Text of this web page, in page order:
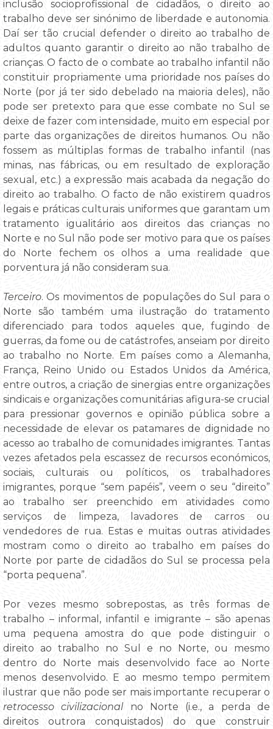
inclusão socioprofissional de cidadãos, o direito ao
trabalho deve ser sinónimo de liberdade e autonomia.
Daí ser tão crucial defender o direito ao trabalho de
adultos quanto garantir o direito ao não trabalho de
crianças. O facto de o combate ao trabalho infantil não
constituir propriamente uma prioridade nos países do
Norte (por já ter sido debelado na maioria deles), não
pode ser pretexto para que esse combate no Sul se
deixe de fazer com intensidade, muito em especial por
parte das organizações de direitos humanos. Ou não
fossem as múltiplas formas de trabalho infantil (nas
minas, nas fábricas, ou em resultado de exploração
sexual, etc.) a expressão mais acabada da negação do
direito ao trabalho. O facto de não existirem quadros
legais e práticas culturais uniformes que garantam um
tratamento igualitário aos direitos das crianças no
Norte e no Sul não pode ser motivo para que os países
do Norte fechem os olhos a uma realidade que
porventura já não consideram sua.
Terceiro. Os movimentos de populações do Sul para o
Norte são também uma ilustração do tratamento
diferenciado para todos aqueles que, fugindo de
guerras, da fome ou de catástrofes, anseiam por direito
ao trabalho no Norte. Em países como a Alemanha,
França, Reino Unido ou Estados Unidos da América,
entre outros, a criação de sinergias entre organizações
sindicais e organizações comunitárias afigura-se crucial
para pressionar governos e opinião pública sobre a
necessidade de elevar os patamares de dignidade no
acesso ao trabalho de comunidades imigrantes. Tantas
vezes afetados pela escassez de recursos económicos,
sociais, culturais ou políticos, os trabalhadores
imigrantes, porque “sem papéis”, veem o seu “direito”
ao trabalho ser preenchido em atividades como
serviços de limpeza, lavadores de carros ou
vendedores de rua. Estas e muitas outras atividades
mostram como o direito ao trabalho em países do
Norte por parte de cidadãos do Sul se processa pela
“porta pequena”.
Por vezes mesmo sobrepostas, as três formas de
trabalho – informal, infantil e imigrante – são apenas
uma pequena amostra do que pode distinguir o
direito ao trabalho no Sul e no Norte, ou mesmo
dentro do Norte mais desenvolvido face ao Norte
menos desenvolvido. E ao mesmo tempo permitem
ilustrar que não pode ser mais importante recuperar o
retrocesso civilizacionalno Norte (i.e., a perda de
direitos outrora conquistados) do que construir